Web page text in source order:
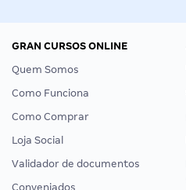
GRAN CURSOS ONLINE
Quem Somos
Como Funciona
Como Comprar
Loja Social
Validador de documentos
Conveniados